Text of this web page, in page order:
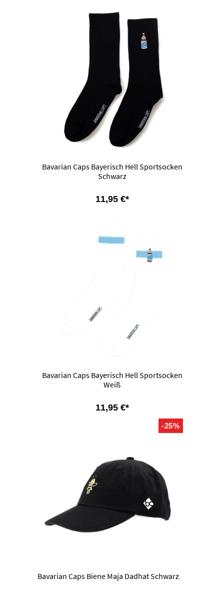
Bavarian Caps Bayerisch Hell Sportsocken
Schwarz
11,95 €*
Bavarian Caps Bayerisch Hell Sportsocken
Weiß
11,95 €*
-25%
Bavarian Caps Biene Maja Dadhat Schwarz